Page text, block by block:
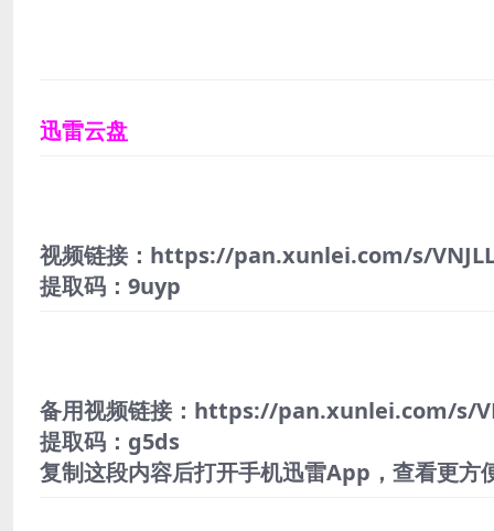
迅雷云盘
视频链接：https://pan.xunlei.com/s/
提取码：9uyp
备用视频链接：https://pan.xunlei.com/s/
提取码：g5ds
复制这段内容后打开手机迅雷App，查看更方